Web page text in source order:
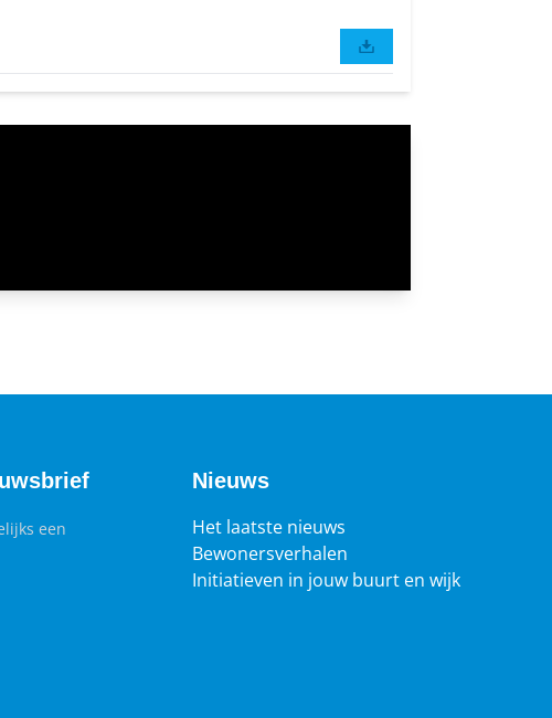
een
Nieuws
Het laatste nieuws
Bewonersverhalen
Initiatieven in jouw buurt en wijk